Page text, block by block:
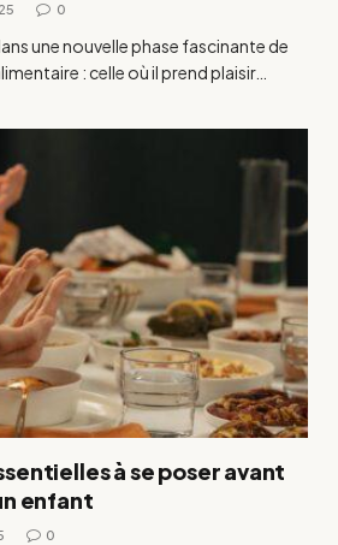
0
une nouvelle phase fascinante de
: celle où il prend plaisir…
à se poser avant
enfant
0